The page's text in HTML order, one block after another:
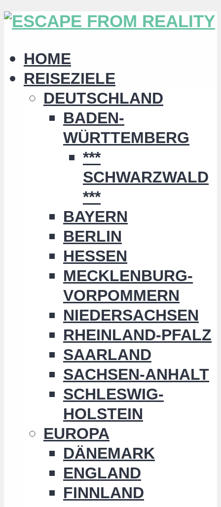
HOME
REISEZIELE
DEUTSCHLAND
BADEN-
WÜRTTEMBERG
***
SCHWARZWALD
***
BAYERN
BERLIN
HESSEN
MECKLENBURG-
VORPOMMERN
NIEDERSACHSEN
RHEINLAND-PFALZ
SAARLAND
SACHSEN-ANHALT
SCHLESWIG-
HOLSTEIN
EUROPA
DÄNEMARK
ENGLAND
FINNLAND